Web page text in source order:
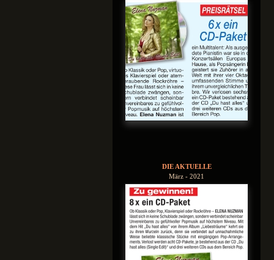
DIE AKTUELLE
März - 2021